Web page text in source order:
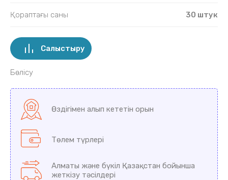
Қораптағы саны 30 штук
Салыстыру
Бөлісу
Өздігімен алып кететін орын
Төлем түрлері
Алматы және бүкіл Қазақстан бойынша
жеткізу тәсілдері